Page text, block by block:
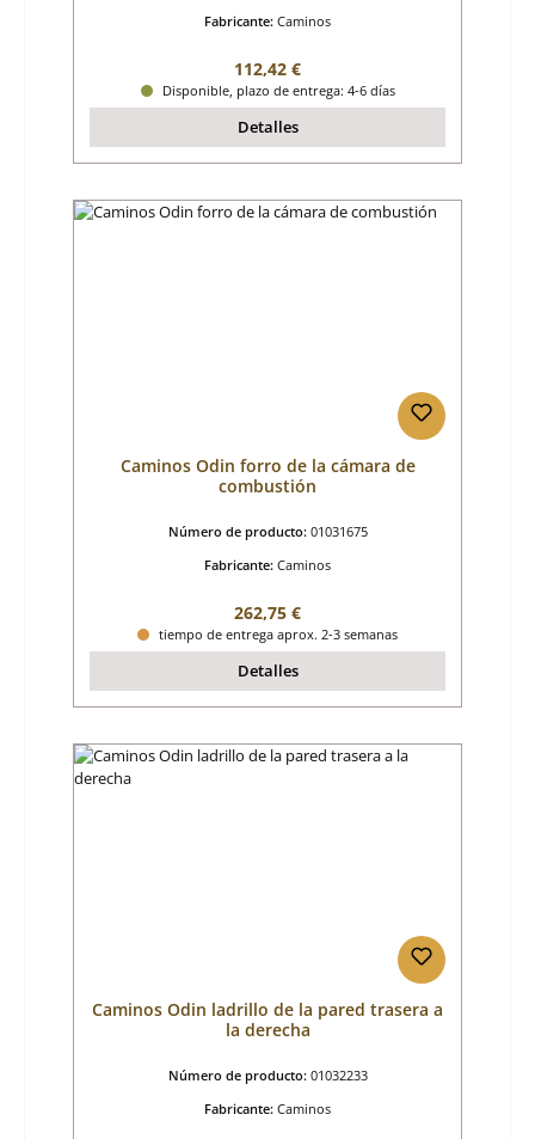
Fabricante: Caminos
Precio normal:
112,42 €
Disponible, plazo de entrega: 4-6 días
Detalles
Caminos Odin forro de la cámara de
combustión
Número de producto: 01031675
Fabricante: Caminos
Precio normal:
262,75 €
tiempo de entrega aprox. 2-3 semanas
Detalles
Caminos Odin ladrillo de la pared trasera a
la derecha
Número de producto: 01032233
Fabricante: Caminos